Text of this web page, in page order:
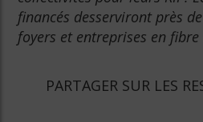
financés desserviront près
foyers et entreprises en fibre
PARTAGER SUR LES